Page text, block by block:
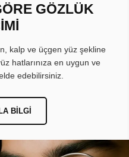
GÖZLÜK
kalp ve üçgen yüz şekline
hatlarınıza en uygun ve
edebilirsiniz.
BILGI